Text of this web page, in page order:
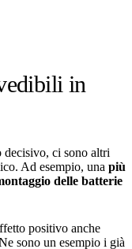
in
decisivo, ci sono altri
Ad esempio, una più
delle batterie
positivo anche
sono un esempio i già